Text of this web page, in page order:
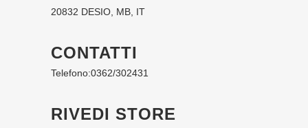
20832 DESIO, MB, IT
CONTATTI
Telefono:0362/302431
RIVEDI STORE